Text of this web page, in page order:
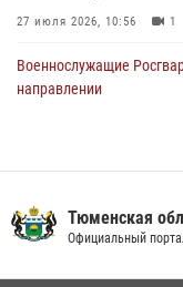
27 июля 2026, 10:56 1
Военнослужащие
направлении
03 августа 2026, 07:23
Тюменская
Официальный